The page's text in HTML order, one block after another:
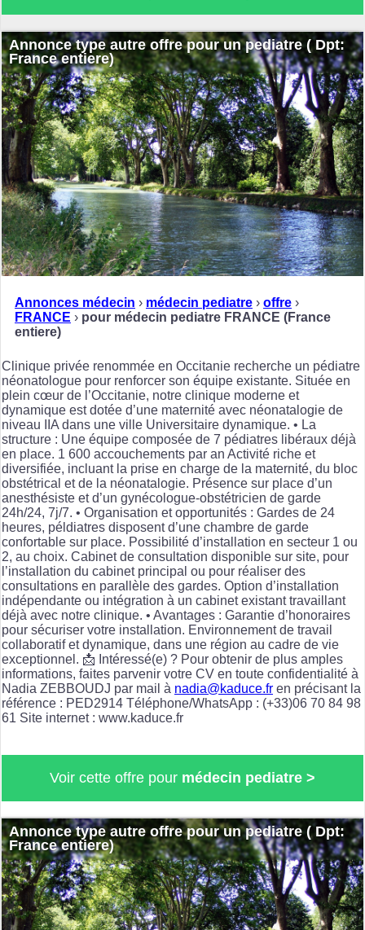
Annonce type autre offre pour un pediatre ( Dpt:
France entiere)
Annonces médecin › médecin pediatre › offre ›
FRANCE › pour médecin pediatre FRANCE (France
entiere)
Clinique privée renommée en Occitanie recherche un pédiatre
néonatologue pour renforcer son équipe existante. Située en
plein cœur de l’Occitanie, notre clinique moderne et
dynamique est dotée d’une maternité avec néonatalogie de
niveau IIA dans une ville Universitaire dynamique. • La
structure : Une équipe composée de 7 pédiatres libéraux déjà
en place. 1 600 accouchements par an Activité riche et
diversifiée, incluant la prise en charge de la maternité, du bloc
obstétrical et de la néonatalogie. Présence sur place d’un
anesthésiste et d’un gynécologue-obstétricien de garde
24h/24, 7j/7. • Organisation et opportunités : Gardes de 24
heures, példiatres disposent d’une chambre de garde
confortable sur place. Possibilité d’installation en secteur 1 ou
2, au choix. Cabinet de consultation disponible sur site, pour
l’installation du cabinet principal ou pour réaliser des
consultations en parallèle des gardes. Option d’installation
indépendante ou intégration à un cabinet existant travaillant
déjà avec notre clinique. • Avantages : Garantie d’honoraires
pour sécuriser votre installation. Environnement de travail
collaboratif et dynamique, dans une région au cadre de vie
exceptionnel. 📩 Intéressé(e) ? Pour obtenir de plus amples
informations, faites parvenir votre CV en toute confidentialité à
Nadia ZEBBOUDJ par mail à nadia@kaduce.fr en précisant la
référence : PED2914 Téléphone/WhatsApp : (+33)06 70 84 98
61 Site internet : www.kaduce.fr
Voir cette offre pour médecin pediatre >
Annonce type autre offre pour un pediatre ( Dpt:
France entiere)